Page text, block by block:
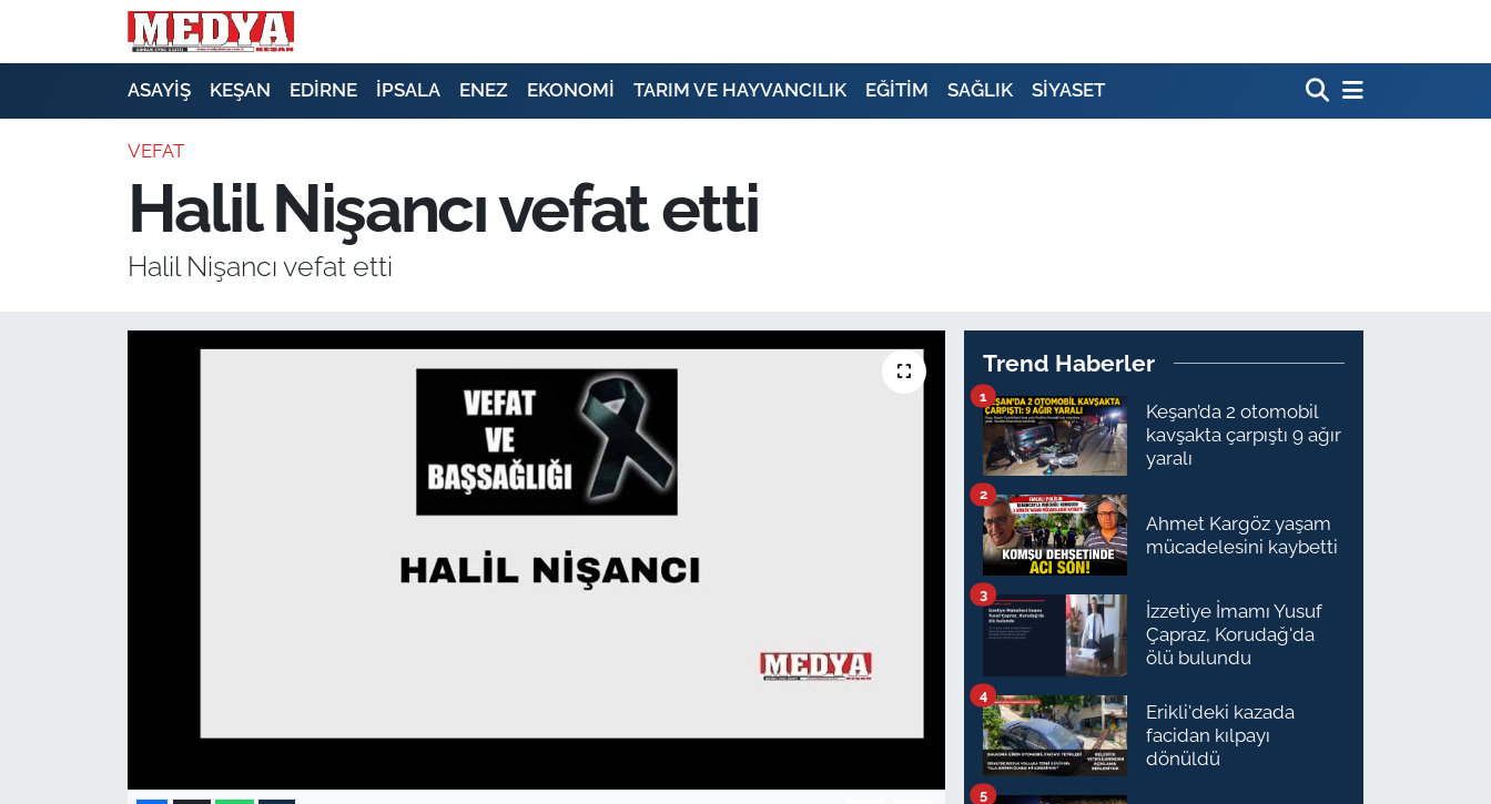
ASAYİŞ KEŞAN EDİRNE İPSALA ENEZ EKONOMİ TARIM VE HAYVANCILIK EĞİTİM SAĞLIK SİYASET
VEFAT
Halil Nişancı vefat etti
Halil Nişancı vefat etti
Trend Haberler
Keşan’da 2 otomobil
kavşakta çarpıştı 9 ağır
yaralı
1
Ahmet Kargöz yaşam
mücadelesini kaybetti
2
İzzetiye İmamı Yusuf
Çapraz, Korudağ'da
ölü bulundu
3
Erikli'deki kazada
facidan kılpayı
dönüldü
4
5
E-GAZETE
SİYASET